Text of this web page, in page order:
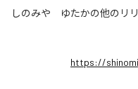
しのみや ゆたかの他のリ
https://